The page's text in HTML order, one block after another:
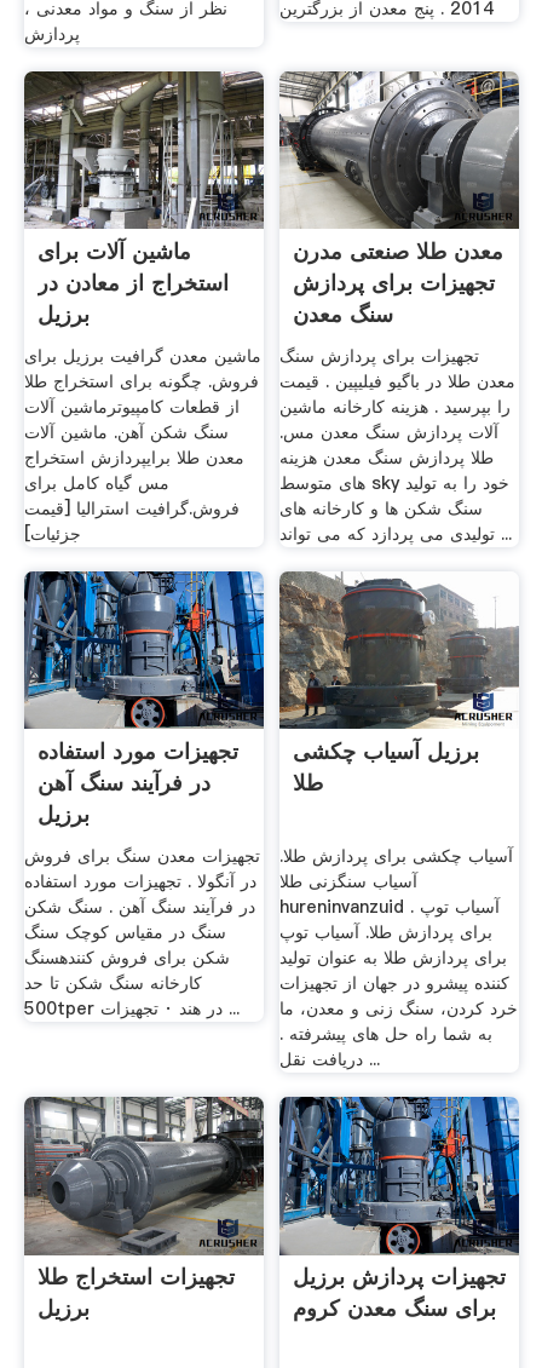
نظر از سنگ و مواد معدنی ،
پردازش
2014 . پنج معدن از بزرگترین
ماشین آلات برای
استخراج از معادن در
برزیل
ماشین معدن گرافیت برزیل برای
فروش. چگونه برای استخراج طلا
از قطعات کامپیوترماشین آلات
سنگ شکن آهن. ماشین آلات
معدن طلا برایپردازش استخراج
مس گیاه کامل برای
فروش.گرافیت استرالیا [قیمت
جزئیات]
معدن طلا صنعتی مدرن
تجهیزات برای پردازش
سنگ معدن
تجهیزات برای پردازش سنگ
معدن طلا در باگیو فیلیپین . قیمت
را بپرسید . هزینه کارخانه ماشین
آلات پردازش سنگ معدن مس.
طلا پردازش سنگ معدن هزینه
های متوسط sky خود را به تولید
سنگ شکن ها و کارخانه های
تولیدی می پردازد که می تواند ...
تجهیزات مورد استفاده
در فرآیند سنگ آهن
برزیل
تجهیزات معدن سنگ برای فروش
در آنگولا . تجهیزات مورد استفاده
در فرآیند سنگ آهن . سنگ شکن
سنگ در مقیاس کوچک سنگ
شکن برای فروش کنندهسنگ
کارخانه سنگ شکن تا حد
500tper در هند · تجهیزات ...
برزیل آسیاب چکشی
طلا
آسیاب چکشی برای پردازش طلا.
آسیاب سنگزنی طلا
hureninvanzuid . آسیاب توپ
برای پردازش طلا. آسیاب توپ
برای پردازش طلا به عنوان تولید
کننده پیشرو در جهان از تجهیزات
خرد کردن، سنگ زنی و معدن، ما
به شما راه حل های پیشرفته .
دریافت نقل ...
تجهیزات استخراج طلا
برزیل
تجهیزات پردازش برزیل
برای سنگ معدن کروم